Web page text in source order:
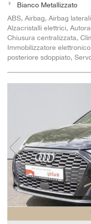
Bianco Metallizzato
ABS, Airbag, Airbag
Alzacristalli elettrici,
Chiusura centralizzata,
Immobilizzatore
posteriore sdoppiato,